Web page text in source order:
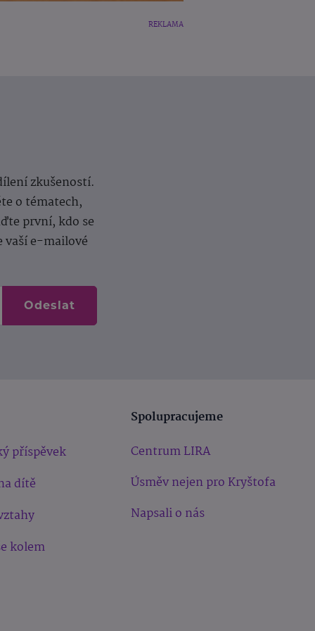
REKLAMA
zkušeností.
o tématech,
první, kdo se
vaší e-mailové
Odeslat
příspěvek
dítě
kolem
Spolupracujeme
Centrum LIRA
Úsměv nejen pro Kryštofa
Napsali o nás